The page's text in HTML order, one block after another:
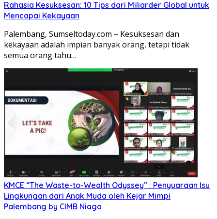
Rahasia Kesuksesan: 10 Tips dari Miliarder Global untuk
Mencapai Kekayaan
Palembang, Sumseltoday.com – Kesuksesan dan
kekayaan adalah impian banyak orang, tetapi tidak
semua orang tahu…
KMCE “The Waste-to-Wealth Odyssey” : Penyuaraan Isu
Lingkungan dari Anak Muda oleh Kejar Mimpi
Palembang by CIMB Niaga